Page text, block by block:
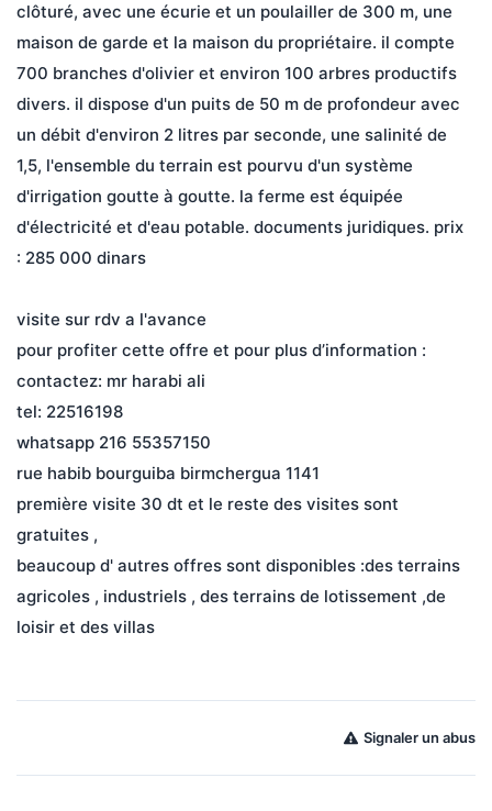
clôturé, avec une écurie et un poulailler de 300 m, une
maison de garde et la maison du propriétaire. il compte
700 branches d'olivier et environ 100 arbres productifs
divers. il dispose d'un puits de 50 m de profondeur avec
un débit d'environ 2 litres par seconde, une salinité de
1,5, l'ensemble du terrain est pourvu d'un système
d'irrigation goutte à goutte. la ferme est équipée
d'électricité et d'eau potable. documents juridiques. prix ​​
: 285 000 dinars
visite sur rdv a l'avance
pour profiter cette offre et pour plus d’information :
contactez: mr harabi ali
tel: 22516198
whatsapp 216 55357150
rue habib bourguiba birmchergua 1141
première visite 30 dt et le reste des visites sont
gratuites ,
beaucoup d' autres offres sont disponibles :des terrains
agricoles , industriels , des terrains de lotissement ,de
loisir et des villas
Signaler un abus